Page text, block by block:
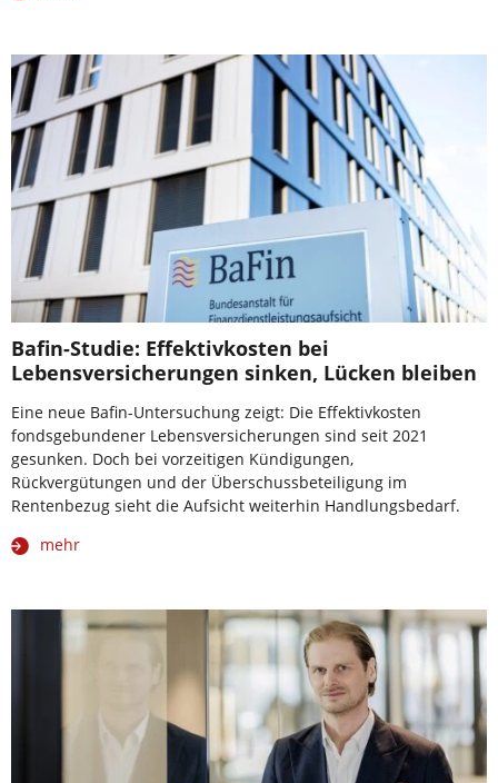
Bafin-Studie: Effektivkosten bei
Lebensversicherungen sinken, Lücken bleiben
Eine neue Bafin-Untersuchung zeigt: Die Effektivkosten
fondsgebundener Lebensversicherungen sind seit 2021
gesunken. Doch bei vorzeitigen Kündigungen,
Rückvergütungen und der Überschussbeteiligung im
Rentenbezug sieht die Aufsicht weiterhin Handlungsbedarf.
mehr